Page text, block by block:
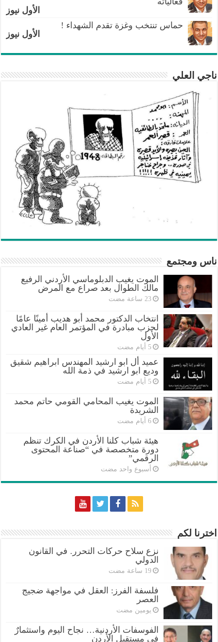
الأول نيوز
حماس تنتخب وغزة تقدم الشهداء !
الأول نيوز
ناجي العلي
ناس ومجتمع
الموت يغيب الدبلوماسي الأردني الرفيع
مالك الطوال بعد صراع مع المرض
‏23 ساعة مضت
انتخاب الدكتور محمد أبو هديب أمينًا عامًا
لحزب مبادرة في المؤتمر العام غير العادي
الأول
‏5 أيام مضت
عميد أل ابو ارشيد المهندس ابراهيم شقيق
وديع ابو ارشيد في ذمة الله
‏5 أيام مضت
الموت يغيب المحامي القومي حاتم محمد
الشريدة
‏6 أيام مضت
هيئة شباب كلنا الأردن في الكرك تنظم
دورة متخصصة في “صناعة المحتوى
الرقمي”
‏أسبوع واحد مضت
اخترنا لكم
نزع سلاح حركات التحرر. في القانون
الدولي
‏19 ساعة مضت
فلسفة الفرز: العقل في مواجهة ضجيج
العصر
‏يومين مضت
الفوسفات الأردنية… نجاح اليوم واستثمارٌ
في مستقبل الأردن